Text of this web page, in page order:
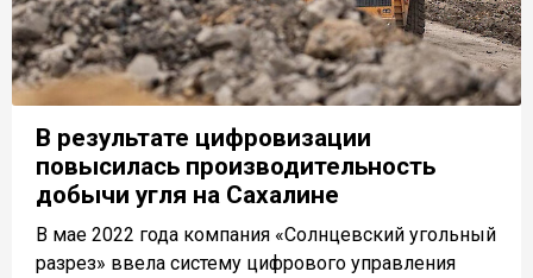
В результате цифровизации
повысилась производительность
добычи угля на Сахалине
В мае 2022 года компания «Солнцевский угольный
разрез» ввела систему цифрового управления